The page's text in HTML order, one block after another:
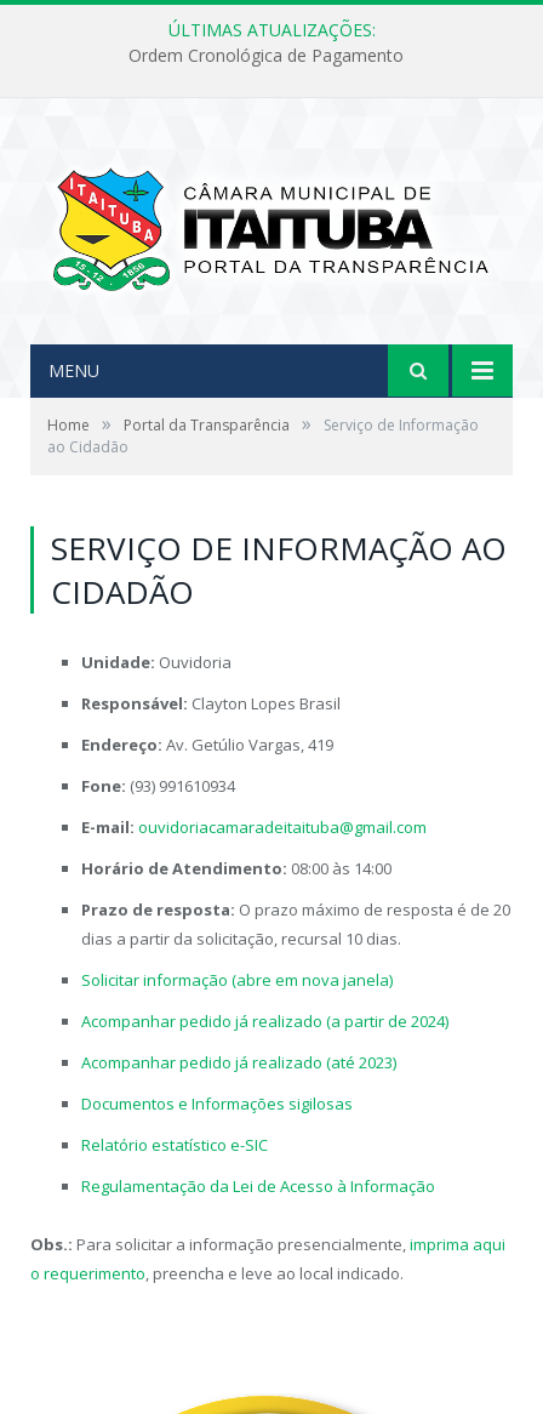
ÚLTIMAS ATUALIZAÇÕES:
Ordem Cronológica de Pagamento
MENU
Home » Portal da Transparência »
Serviço de Informação
ao Cidadão
SERVIÇO DE INFORMAÇÃO AO
CIDADÃO
Unidade: Ouvidoria
Responsável: Clayton Lopes Brasil
Endereço: Av. Getúlio Vargas, 419
Fone: (93) 991610934
E-mail: ouvidoriacamaradeitaituba@gmail.com
Horário de Atendimento: 08:00 às 14:00
Prazo de resposta: O prazo máximo de resposta é de 20
dias a partir da solicitação, recursal 10 dias.
Solicitar informação (abre em nova janela)
Acompanhar pedido já realizado (a partir de 2024)
Acompanhar pedido já realizado (até 2023)
Documentos e Informações sigilosas
Relatório estatístico e-SIC
Regulamentação da Lei de Acesso à Informação
Obs.: Para solicitar a informação presencialmente,imprima aqui
o requerimento, preencha e leve ao local indicado.